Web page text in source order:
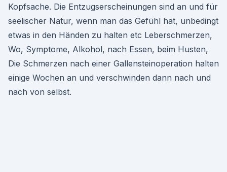
Kopfsache. Die Entzugserscheinungen sind an und für
seelischer Natur, wenn man das Gefühl hat, unbedingt
etwas in den Händen zu halten etc Leberschmerzen,
Wo, Symptome, Alkohol, nach Essen, beim Husten,
Die Schmerzen nach einer Gallensteinoperation halten
einige Wochen an und verschwinden dann nach und
nach von selbst.